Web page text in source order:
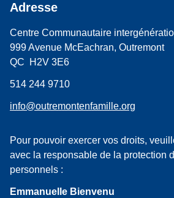
Adresse
Centre Communautaire
999 Avenue McEachran, Outremont
QC H2V 3E6
514 244 9710
info@outremontenfamille.org
Pour pouvoir exercer vos droits,
avec la responsable de la protection
personnels :
Emmanuelle Bienvenu